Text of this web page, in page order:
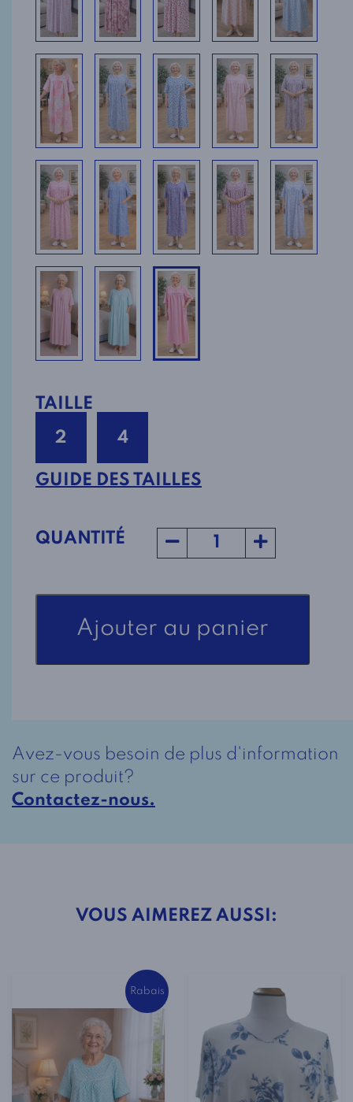
TAILLE
2
4
GUIDE DES TAILLES
QUANTITÉ
1-
2421-
A
Ajouter au panier
Avez-vous besoin de plus d'information
sur ce produit?
Contactez-nous.
VOUS AIMEREZ AUSSI:
Rabais